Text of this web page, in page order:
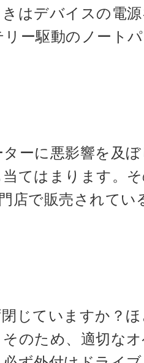
はデバイスの電
ー駆動のノート
ーに悪影響を及
てはまります。
店で販売されてい
じていますか？ほ
のため、適切な